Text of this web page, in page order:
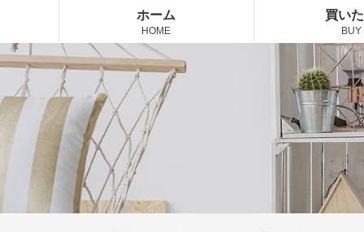
ホーム
HOME
買い
BUY